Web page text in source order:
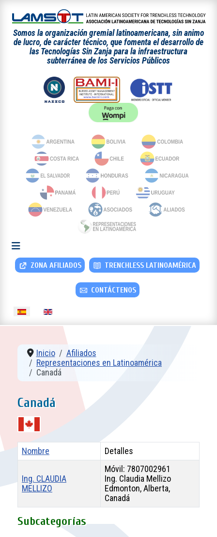
Somos la organización gremial latinoamericana, sin animo
de lucro, de carácter técnico, que fomenta el desarrollo de
las Tecnologías Sin Zanja para la infraestructura
subterránea de los Servicios Públicos
ZONA AFILIADOS TRENCHLESS LATINOAMÉRICA
CONTÁCTENOS
Seleccione su idioma
Inicio
Afiliados
Representaciones en Latinoamérica
Canadá
Canadá
Nombre Detalles
Ing. CLAUDIA
MELLIZO
Móvil: 7807002961
Ing. Claudia Mellizo
Edmonton, Alberta,
Canadá
Subcategorías